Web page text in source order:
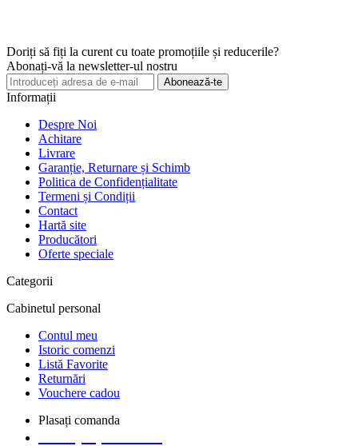
Doriți să fiți la curent cu toate promoțiile și reducerile?
Abonați-vă la newsletter-ul nostru
Abonează-te
Informații
Despre Noi
Achitare
Livrare
Garanție, Returnare și Schimb
Politica de Confidențialitate
Termeni și Condiții
Contact
Hartă site
Producători
Oferte speciale
Categorii
Cabinetul personal
Contul meu
Istoric comenzi
Listă Favorite
Returnări
Vouchere cadou
Plasați comanda